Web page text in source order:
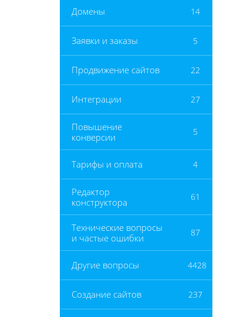
Домены 14
Заявки и заказы 5
Продвижение сайтов 22
Интеграции 27
Повышение
конверсии
5
Тарифы и оплата 4
Редактор
конструктора
61
Технические вопросы
и частые ошибки
87
Другие вопросы 4428
Создание сайтов 237